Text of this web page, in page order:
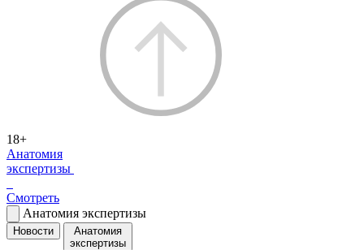
18+
Анатомия
экспертизы
Смотреть
Анатомия экспертизы
Новости
Анатомия
экспертизы